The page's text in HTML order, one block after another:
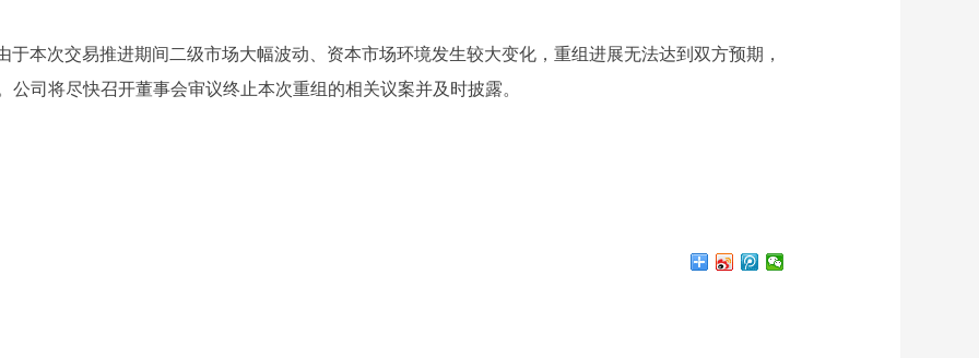
于本次交易推进期间二级市场大幅波动、资本市场环境发生较大变化，重组进展无法达到双方预期，
司将尽快召开董事会审议终止本次重组的相关议案并及时披露。